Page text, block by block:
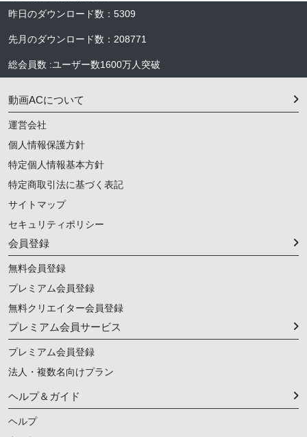
昨日のダウンロード数 ： 5309
先月のダウンロード数 ： 208771
総会員数 :ユーザー数1600万人 突破
動画ACについて
運営会社
個人情報保護方針
特定個人情報基本方針
特定商取引法に基づく表記
サイトマップ
セキュリティポリシー
会員登録
無料会員登録
プレミアム会員登録
無料クリエイター会員登録
プレミアム会員サービス
プレミアム会員登録
法人・複数名向けプラン
ヘルプ＆ガイド
ヘルプ